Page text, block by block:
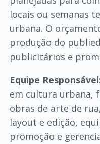
locais ou semanas
urbana. O
produção do
publicitários e
Equipe
em cultura urbana,
obras de arte de
layout e edição,
promoção e